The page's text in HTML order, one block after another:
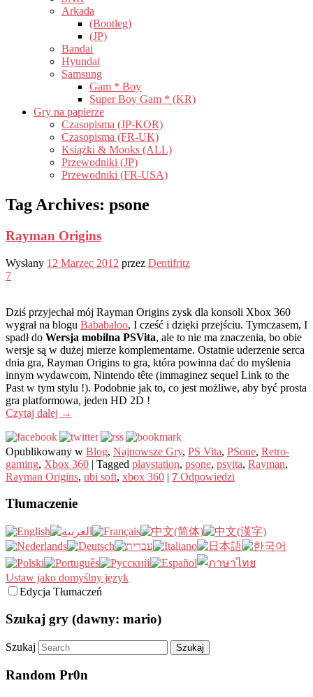
Arkada
(Bootleg)
(JP)
Bandai
Hyundai
Samsung
Gam * Boy
Super Boy Gam * (KR)
Gry na papierze
Czasopisma (JP-KOR)
Czasopisma (FR-UK)
Książki & Mooks (ALL)
Przewodniki (JP)
Przewodniki (FR-USA)
Tag Archives: psone
Rayman Origins
Wysłany 12 Marzec 2012 przez Dentifritz
7
Dziś przyjechał mój Rayman Origins zysk dla konsoli Xbox 360
wygrał na blogu Bababaloo, I cześć i dzięki przejściu. Tymczasem, I
spadł do Wersja mobilna PSVita, ale to nie ma znaczenia, bo obie
wersje są w dużej mierze komplementarne. Ostatnie uderzenie serca
dnia gra, Rayman Origins to gra, która powinna dać do myślenia
innym wydawcom, Nintendo tête (immaginez sequel Link to the
Past w tym stylu !). Podobnie jak to, co jest możliwe, aby być prosta
gra platformowa, jeden HD 2D !
Czytaj dalej →
Opublikowany w Blog, Najnowsze Gry, PS Vita, PSone, Retro-
gaming, Xbox 360 | Tagged playstation, psone, psvita, Rayman,
Rayman Origins, ubi soft, xbox 360 | 7 Odpowiedzi
Tłumaczenie
Ustaw jako domyślny język
Edycja Tłumaczeń
Szukaj gry (dawny: mario)
Szukaj
Random Pr0n